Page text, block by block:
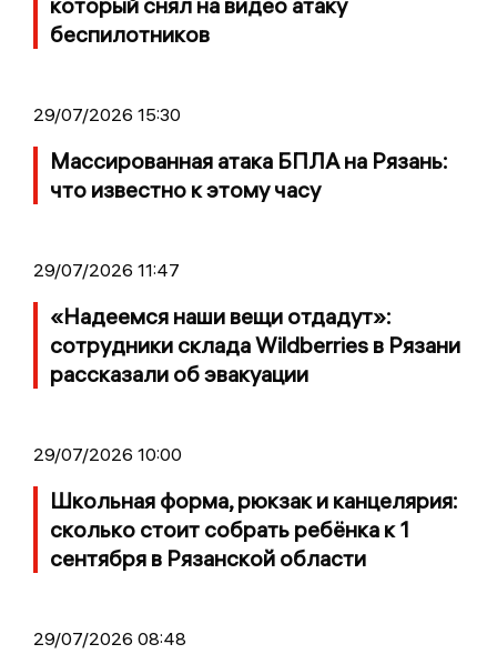
беспилотников
29/07/2026 15:30
Массированная атака БПЛА на Рязань:
что известно к этому часу
29/07/2026 11:47
«Надеемся наши вещи отдадут»:
сотрудники склада Wildberries в Рязани
рассказали об эвакуации
29/07/2026 10:00
Школьная форма, рюкзак и канцелярия:
сколько стоит собрать ребёнка к 1
сентября в Рязанской области
29/07/2026 08:48